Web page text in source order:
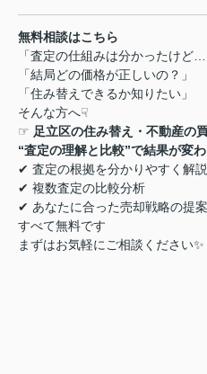
無料相談はこちら
「査定の仕組みは分かったけど
「結局どの価格が正しいの？」
「住み替えできるか知りたい」
そんな方へ☟
☞ 足立区の住み替え・不動産の
“査定の理解と比較”で結果が変
✔ 査定の根拠を分かりやすく解説
✔ 複数査定の比較分析
✔ あなたに合った売却戦略の提案
すべて無料です
まずはお気軽にご相談ください✨